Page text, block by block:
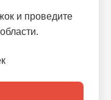
и проведите